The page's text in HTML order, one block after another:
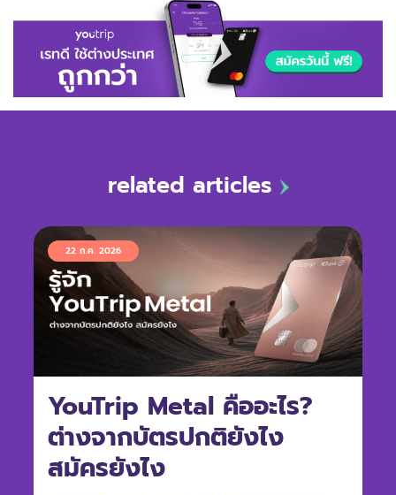
related articles
YouTrip Metal คืออะไร?
ต่างจากบัตรปกติยังไง
สมัครยังไง
22 ก.ค. 2026